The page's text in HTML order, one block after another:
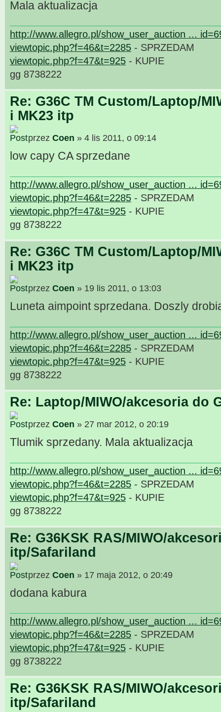
Mala aktualizacja
http://www.allegro.pl/show_user_auction ...
viewtopic.php?f=46&t=2285 - SPRZEDAM
viewtopic.php?f=47&t=925 - KUPIE
gg 8738222
Re: G36C TM Custom/Laptop/
i MK23 itp
przez Coen » 4 lis 2011, o 09:14
low capy CA sprzedane
http://www.allegro.pl/show_user_auction ...
viewtopic.php?f=46&t=2285 - SPRZEDAM
viewtopic.php?f=47&t=925 - KUPIE
gg 8738222
Re: G36C TM Custom/Laptop/
i MK23 itp
przez Coen » 19 lis 2011, o 13:03
Luneta aimpoint sprzedana. Doszly
http://www.allegro.pl/show_user_auction ...
viewtopic.php?f=46&t=2285 - SPRZEDAM
viewtopic.php?f=47&t=925 - KUPIE
gg 8738222
Re: Laptop/MIWO/akcesoria do
przez Coen » 27 mar 2012, o 20:19
Tlumik sprzedany. Mala aktualizacja
http://www.allegro.pl/show_user_auction ...
viewtopic.php?f=46&t=2285 - SPRZEDAM
viewtopic.php?f=47&t=925 - KUPIE
gg 8738222
Re: G36KSK RAS/MIWO/
itp/Safariland
przez Coen » 17 maja 2012, o 20:49
dodana kabura
http://www.allegro.pl/show_user_auction ...
viewtopic.php?f=46&t=2285 - SPRZEDAM
viewtopic.php?f=47&t=925 - KUPIE
gg 8738222
Re: G36KSK RAS/MIWO/
itp/Safariland